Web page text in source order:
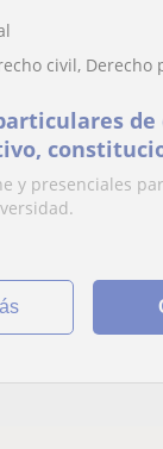
civil, Derecho
de
y presenciales